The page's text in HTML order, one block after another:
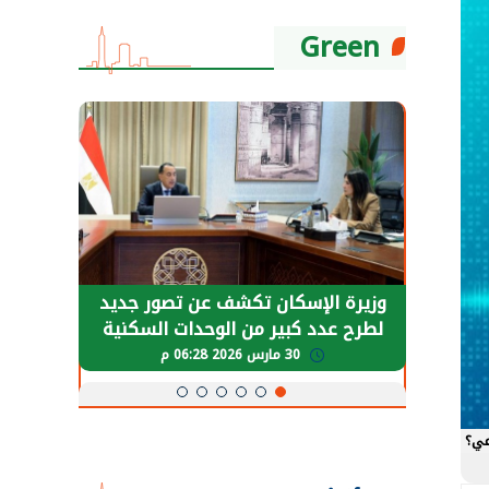
Green
دولي وزيرة الإسكان تكشف عن تصور جديد
لطرح عدد كبير من الوحدات السكنية
بنظام الإيجار